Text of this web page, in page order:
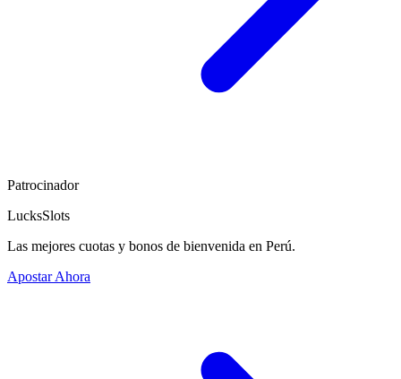
Patrocinador
LucksSlots
Las mejores cuotas y bonos de bienvenida en Perú.
Apostar Ahora